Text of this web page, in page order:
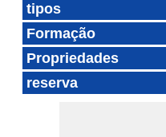
tipos
Formação
Propriedades
reserva